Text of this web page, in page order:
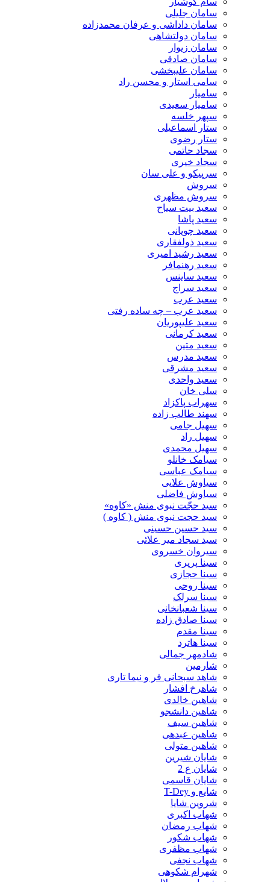
سامان جلیلی
سامان داداشی و عرفان محمدزاده
سامان دولتشاهی
سامان زیوار
سامان صادقی
سامان علیبخشی
سامی استار و محسن راد
سامیار
سامیار سعیدی
سپهر خلسه
ستار اسماعیلی
ستار رضوی
سجاد حاتمی
سجاد خیری
سرپیکو و علی سان
سروش
سروش مظهری
سعید بیت سیاح
سعید پاشا
سعید چوپانی
سعید ذولفقاری
سعید رشید امیری
سعید رهنمافر
سعید ساینس
سعید سراج
سعید عرب
سعید عرب – چه ساده رفتی
سعید علیپوریان
سعید کرمانی
سعید متین
سعید مدرس
سعید مشرقی
سعید واحدی
سلی خان
سهراب پاکزاد
سهند طالب زاده
سهیل جامی
سهیل راد
سهیل محمدی
سیامک خانلو
سیامک عباسی
سیاوش علایی
سیاوش فاضلی
سید حجّت نبوی منش «کاوه»
سید حجت نبوی منش ( کاوه )
سید حسین حسینى
سید سجاد میر علائی
سیروان خسروی
سینا پرپری
سینا حجازی
سینا روحی
سینا سرلک
سینا شعبانخانی
سینا صادق زاده
سینا مقدم
سینا هاترد
شادمهر جمالی
شارمین
شاهد سبحانی فر و نیما تاری
شاهرخ افشار
شاهین خالدی
شاهین دانشجو
شاهین سیف
شاهین عبدهی
شاهین متولی
شایان شیرین
شایان ع 2
شایان قاسمی
شایع و T-Dey
شروین شایا
شهاب اکبری
شهاب رمضان
شهاب شکور
شهاب مظفری
شهاب نجفی
شهرام شکوهی